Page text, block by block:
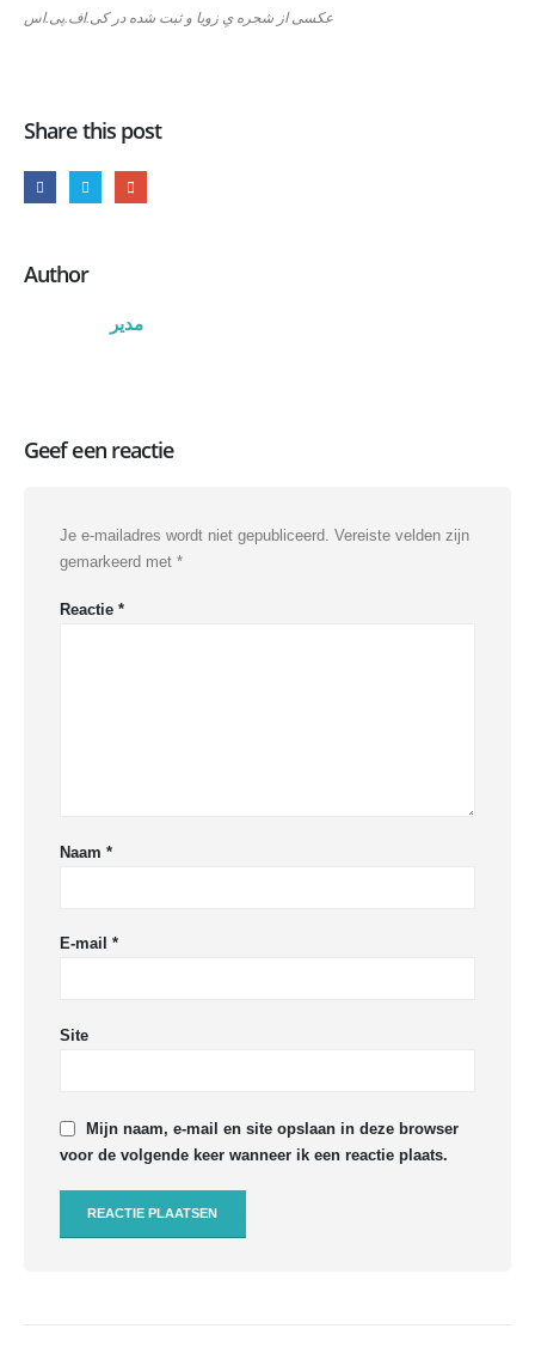
عکسی از شجره یِ زویا و ثبت شده در کی.اف.پی.اس
Share this post
Author
مدیر
Geef een reactie
Je e-mailadres wordt niet gepubliceerd. Vereiste velden zijn
gemarkeerd met *
Reactie *
Naam *
E-mail *
Site
Mijn naam, e-mail en site opslaan in deze browser
voor de volgende keer wanneer ik een reactie plaats.